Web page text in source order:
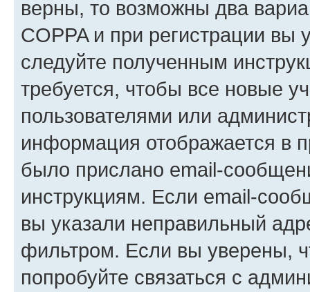
верны, то возможны два
COPPA и при регистрации вы
следуйте полученным
требуется, чтобы все новые
пользователями или
информация отображается в
было прислано email-
инструкциям. Если email-
вы указали неправильный
фильтром. Если вы уверены,
попробуйте связаться с